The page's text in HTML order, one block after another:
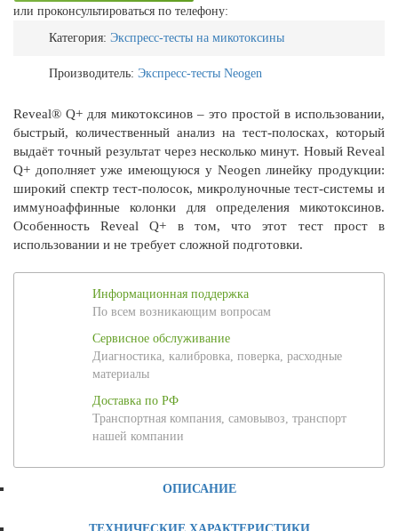
или проконсультироваться по телефону:
Категория: Экспресс-тесты на микотоксины
Производитель: Экспресс-тесты Neogen
Reveal® Q+ для микотоксинов – это простой в использовании,
быстрый, количественный анализ на тест-полосках, который
выдаёт точный результат через несколько минут. Новый Reveal
Q+ дополняет уже имеющуюся у Neogen линейку продукции:
широкий спектр тест-полосок, микролуночные тест-системы и
иммуноаффинные колонки для определения микотоксинов.
Особенность Reveal Q+ в том, что этот тест прост в
использовании и не требует сложной подготовки.
Информационная поддержка
По всем возникающим вопросам
Сервисное обслуживание
Диагностика, калибровка, поверка, расходные
материалы
Доставка по РФ
Транспортная компания, самовывоз, транспорт
нашей компании
ОПИСАНИЕ